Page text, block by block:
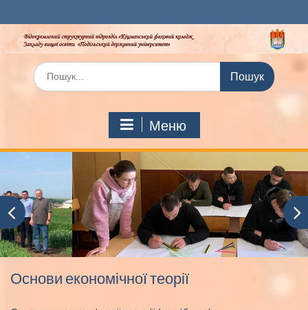
до
вмісту
Шукати:
Меню
Основи економічної теорії